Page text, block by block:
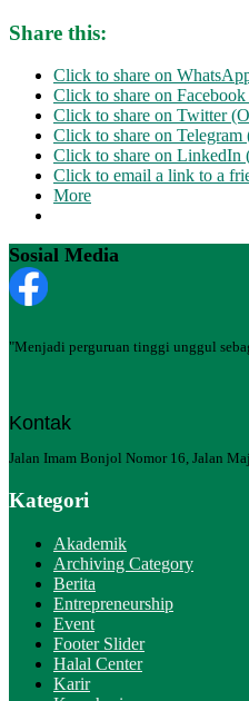
Share this:
Click to share on
Click to share on
Click to share on Twitter
Click to share on
Click to share on LinkedIn
Click to email a link to a
More
Sosial Media
"Menjadi perguruan tinggi unggul
Kontak
Jalan Imam Bonjol Nomor 16, Jalan
Kategori
Akademik
Archiving Category
Berita
Entrepreneurship
Event
Footer Slider
Halal Center
Karir